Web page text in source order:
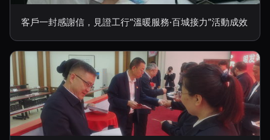
客戶一封感謝信，見證工行“溫暖服務·百城接力”活動成效